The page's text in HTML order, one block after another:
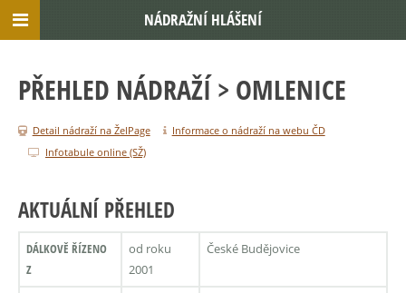
PŘEHLED NÁDRAŽÍ > OMLENICE
Detail nádraží na ŽelPage
Informace o nádraží na webu ČD
Infotabule online (SŽ)
AKTUÁLNÍ PŘEHLED
DÁLKOVĚ ŘÍZENO
Z
od roku
2001
České Budějovice
NÁDRAŽNÍ HLÁŠENÍ